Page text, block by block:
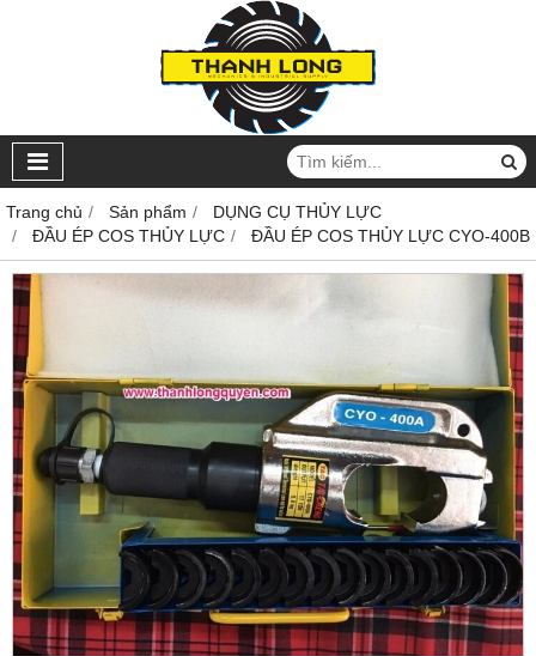
Trang chủ Sản phẩm
DỤNG CỤ THỦY LỰC
ĐẦU ÉP COS THỦY LỰC
ĐẦU ÉP COS THỦY LỰC CYO-400B